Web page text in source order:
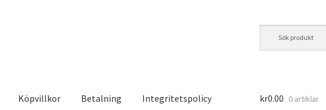
Köpvillkor Betalning Integritetspolicy kr0.00 0 artiklar